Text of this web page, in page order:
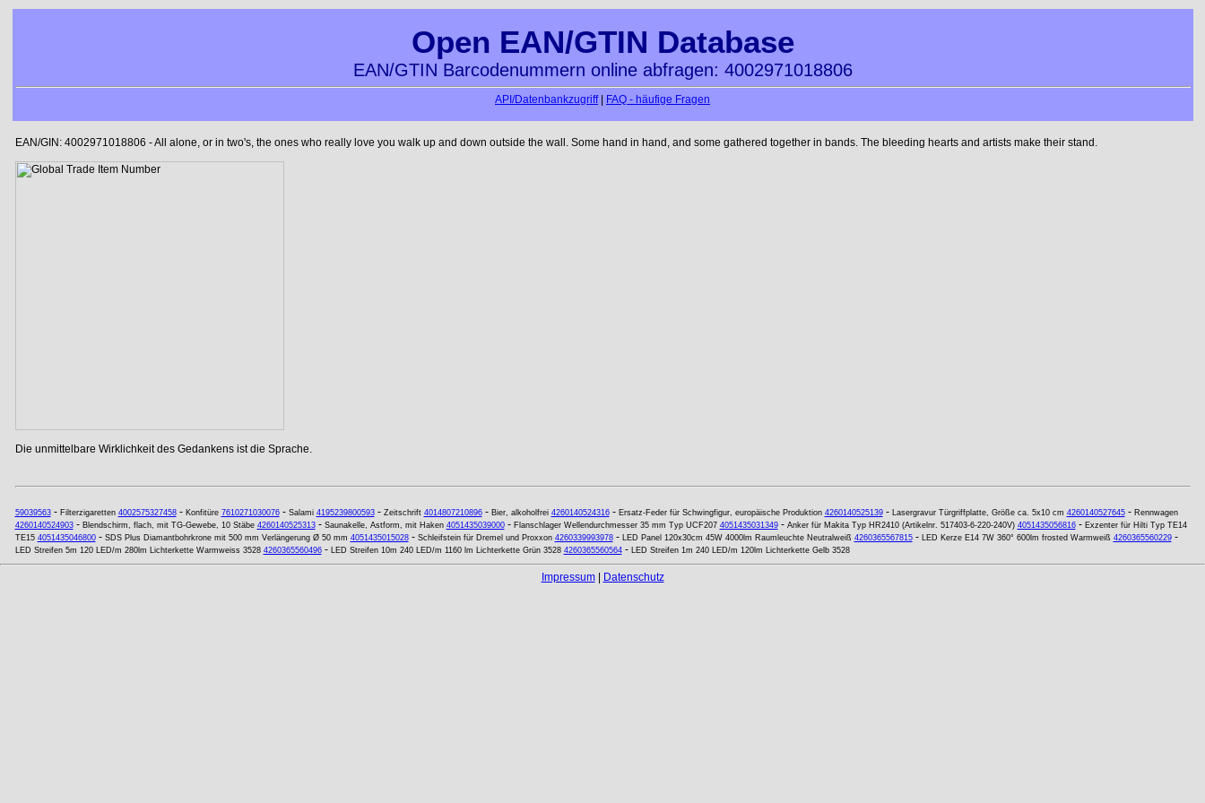
Open EAN/GTIN Database
EAN/GTIN Barcodenummern online abfragen: 4002971018806
API/Datenbankzugriff| FAQ - häufige Fragen
EAN/GIN: 4002971018806 - All alone, or in two's, the ones who really love you walk up and down outside the wall. Some hand in hand, and some gathered together in bands. The bleeding hearts and artists make their stand.
Die unmittelbare Wirklichkeit des Gedankens ist die Sprache.
59039563- Filterzigaretten 4002575327458- Konfitüre 7610271030076- Salami 4195239800593- Zeitschrift 4014807210896- Bier, alkoholfrei 4260140524316- Ersatz-Feder für Schwingfigur, europäische Produktion 4260140525139- Lasergravur Türgriffplatte, Größe ca. 5x10 cm 4260140527645- Rennwagen
4260140524903- Blendschirm, flach, mit TG-Gewebe, 10 Stäbe 4260140525313- Saunakelle, Astform, mit Haken 4051435039000- Flanschlager Wellendurchmesser 35 mm Typ UCF207 4051435031349- Anker für Makita Typ HR2410 (Artikelnr. 517403-6-220-240V) 4051435056816- Exzenter für Hilti Typ TE14
TE15 4051435046800- SDS Plus Diamantbohrkrone mit 500 mm Verlängerung Ø 50 mm 4051435015028- Schleifstein für Dremel und Proxxon 4260339993978- LED Panel 120x30cm 45W 4000lm Raumleuchte Neutralweiß 4260365567815- LED Kerze E14 7W 360° 600lm frosted Warmweiß 4260365560229-
LED Streifen 5m 120 LED/m 280lm Lichterkette Warmweiss 3528 4260365560496- LED Streifen 10m 240 LED/m 1160 lm Lichterkette Grün 3528 4260365560564- LED Streifen 1m 240 LED/m 120lm Lichterkette Gelb 3528
Impressum| Datenschutz